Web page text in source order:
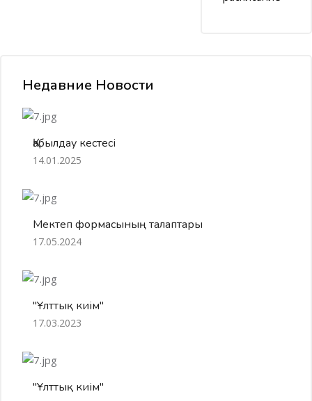
Недавние Новости
Қабылдау кестесі
14.01.2025
Мектеп формасының талаптары
17.05.2024
"Ұлттық киім"
17.03.2023
"Ұлттық киім"